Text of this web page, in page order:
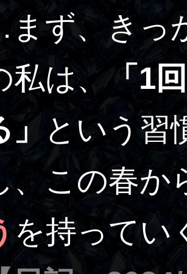
ず、きっ
私は、
「1
という習
、この春か
を持ってい